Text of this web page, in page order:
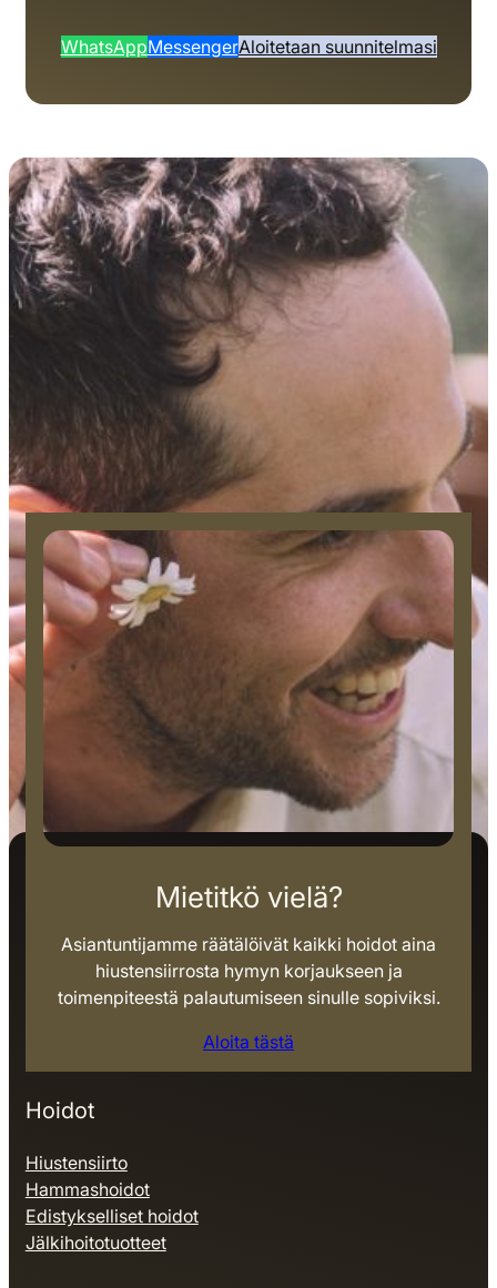
WhatsAppMessengerAloitetaan suunnitelmasi
Hoidot
Hiustensiirto
Hammashoidot
Edistykselliset hoidot
Jälkihoitotuotteet
Mietitkö vielä?
Asiantuntijamme räätälöivät kaikki hoidot aina
hiustensiirrosta hymyn korjaukseen ja
toimenpiteestä palautumiseen sinulle sopiviksi.
Aloita tästä